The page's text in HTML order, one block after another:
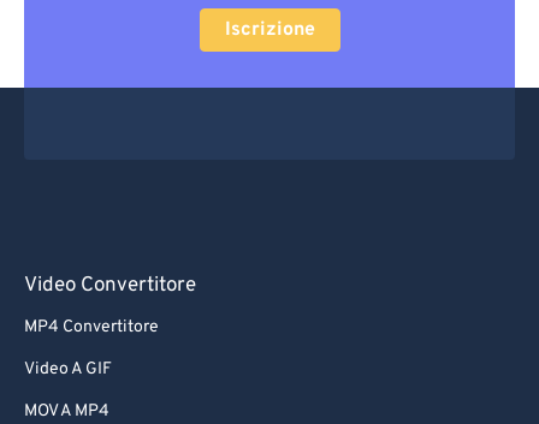
Iscrizione
Video Convertitore
MP4 Convertitore
Video A GIF
MOV A MP4